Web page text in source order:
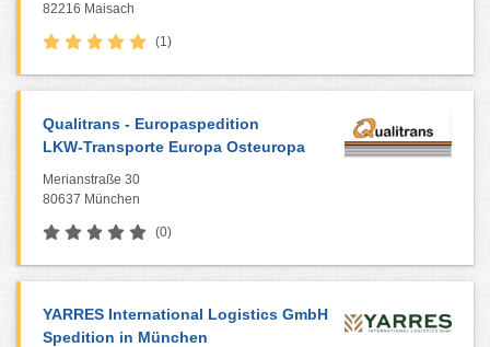
82216 Maisach
(1)
Qualitrans - Europaspedition
LKW-Transporte Europa Osteuropa
Merianstraße 30
80637 München
(0)
YARRES International Logistics GmbH
Spedition in München